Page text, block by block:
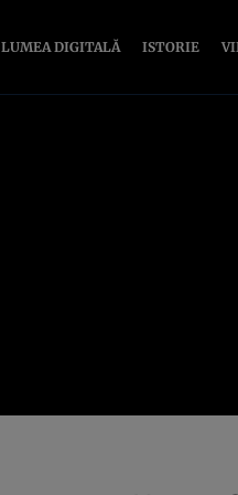
LUMEA DIGITALĂ ISTORIE